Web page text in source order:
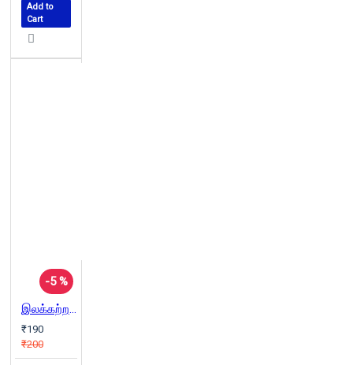
Add to
Cart
-5 %
இலக்கற்ற பயணி
₹190
₹200